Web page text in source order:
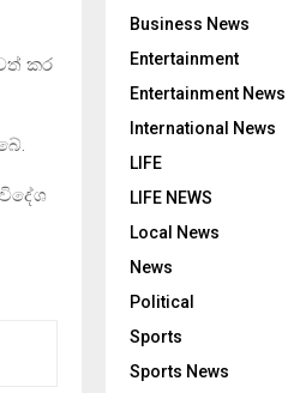
කර
Business News
Entertainment
Entertainment News
International News
LIFE
LIFE NEWS
Local News
News
Political
Sports
Sports News